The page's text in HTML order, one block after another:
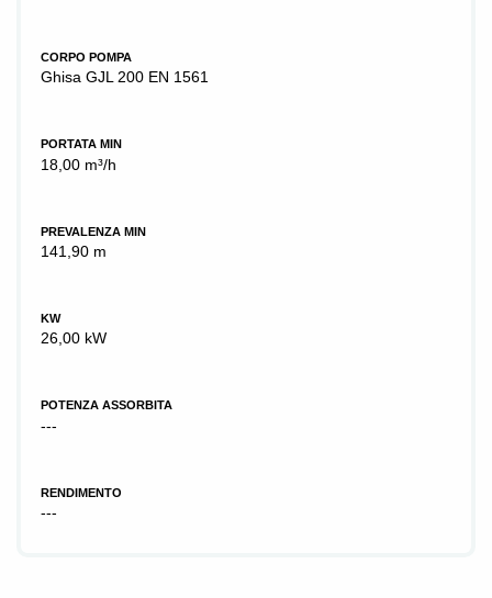
CORPO POMPA
Ghisa GJL 200 EN 1561
PORTATA MIN
18,00 m³/h
PREVALENZA MIN
141,90 m
KW
26,00 kW
POTENZA ASSORBITA
---
RENDIMENTO
---